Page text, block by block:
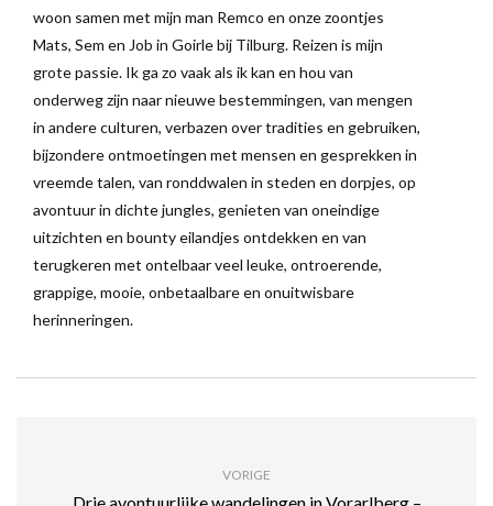
woon samen met mijn man Remco en onze zoontjes
Mats, Sem en Job in Goirle bij Tilburg. Reizen is mijn
grote passie. Ik ga zo vaak als ik kan en hou van
onderweg zijn naar nieuwe bestemmingen, van mengen
in andere culturen, verbazen over tradities en gebruiken,
bijzondere ontmoetingen met mensen en gesprekken in
vreemde talen, van ronddwalen in steden en dorpjes, op
avontuur in dichte jungles, genieten van oneindige
uitzichten en bounty eilandjes ontdekken en van
terugkeren met ontelbaar veel leuke, ontroerende,
grappige, mooie, onbetaalbare en onuitwisbare
herinneringen.
VORIGE
Drie avontuurlijke wandelingen in Vorarlberg –